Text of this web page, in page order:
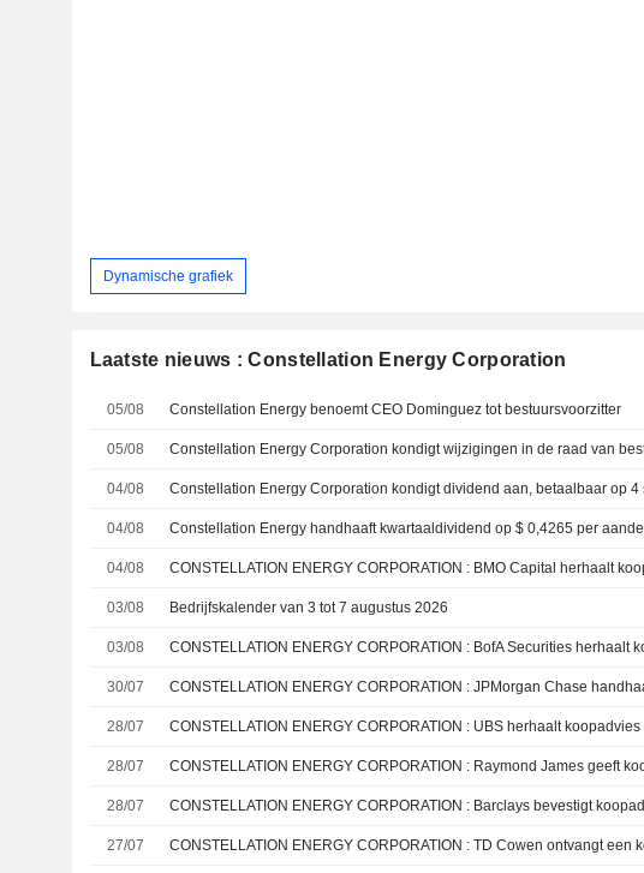
Dynamische grafiek
Laatste nieuws : Constellation Energy Corporation
05/08 Constellation Energy benoemt CEO Dominguez tot bestuursvoorzitter
05/08
04/08
04/08
04/08 CONSTELLATION ENERGY CORPORATION : BMO Capital herhaalt
03/08 Bedrijfskalender van 3 tot 7 augustus 2026
03/08
30/07
28/07 CONSTELLATION ENERGY CORPORATION : UBS herhaalt koopadvies
28/07
28/07 CONSTELLATION ENERGY CORPORATION : Barclays bevestigt
27/07